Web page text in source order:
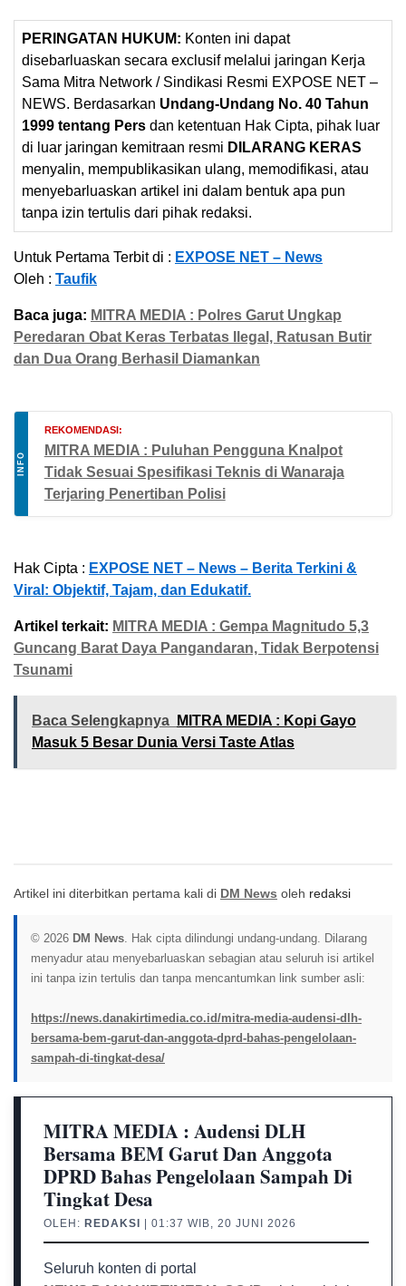
PERINGATAN HUKUM: Konten ini dapat
disebarluaskan secara exclusif melalui jaringan Kerja
Sama Mitra Network / Sindikasi Resmi EXPOSE NET –
NEWS. Berdasarkan Undang-Undang No. 40 Tahun
1999 tentang Pers dan ketentuan Hak Cipta, pihak luar
di luar jaringan kemitraan resmi DILARANG KERAS
menyalin, mempublikasikan ulang, memodifikasi, atau
menyebarluaskan artikel ini dalam bentuk apa pun
tanpa izin tertulis dari pihak redaksi.
Untuk Pertama Terbit di : EXPOSE NET – News
Oleh : Taufik
Baca juga: MITRA MEDIA : Polres Garut Ungkap
Peredaran Obat Keras Terbatas Ilegal, Ratusan Butir
dan Dua Orang Berhasil Diamankan
INFO
REKOMENDASI:
MITRA MEDIA : Puluhan Pengguna Knalpot
Tidak Sesuai Spesifikasi Teknis di Wanaraja
Terjaring Penertiban Polisi
Hak Cipta : EXPOSE NET – News – Berita Terkini &
Viral: Objektif, Tajam, dan Edukatif.
Artikel terkait: MITRA MEDIA : Gempa Magnitudo 5,3
Guncang Barat Daya Pangandaran, Tidak Berpotensi
Tsunami
Baca Selengkapnya
MITRA MEDIA : Kopi Gayo
Masuk 5 Besar Dunia Versi Taste Atlas
Artikel ini diterbitkan pertama kali di DM News oleh redaksi
© 2026 DM News. Hak cipta dilindungi undang-undang. Dilarang
menyadur atau menyebarluaskan sebagian atau seluruh isi artikel
ini tanpa izin tertulis dan tanpa mencantumkan link sumber asli:
https://news.danakirtimedia.co.id/mitra-media-audensi-dlh-
bersama-bem-garut-dan-anggota-dprd-bahas-pengelolaan-
sampah-di-tingkat-desa/
MITRA MEDIA : Audensi DLH
Bersama BEM Garut Dan Anggota
DPRD Bahas Pengelolaan Sampah Di
Tingkat Desa
OLEH: REDAKSI | 01:37 WIB, 20 JUNI 2026
Seluruh konten di portal